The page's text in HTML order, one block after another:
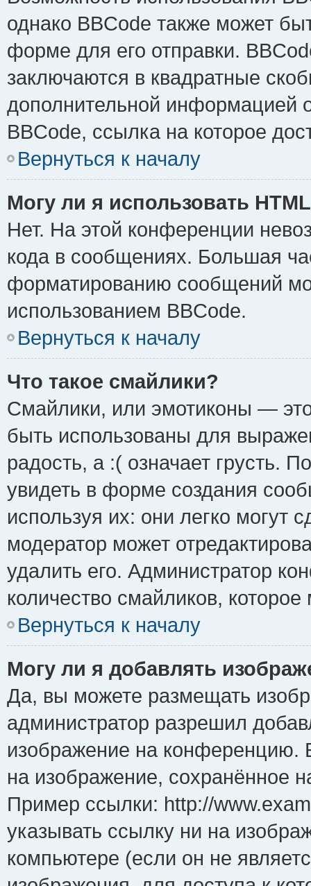
однако BBCode также может
форме для его отправки.
заключаются в квадратные
дополнительной информацией
BBCode, ссылка на которое
Вернуться к началу
Могу ли я использовать
Нет. На этой конференции
кода в сообщениях. Большая
форматированию сообщений
использованием BBCode.
Вернуться к началу
Что такое смайлики?
Смайлики, или эмотиконы —
быть использованы для
радость, а :( означает грусть.
увидеть в форме создания
используя их: они легко могут
модератор может
удалить его. Администратор
количество смайликов,
Вернуться к началу
Могу ли я добавлять
Да, вы можете размещать
администратор разрешил
изображение на конференцию.
на изображение, сохранённое
Пример ссылки: http://
указывать ссылку ни на
компьютере (если он не